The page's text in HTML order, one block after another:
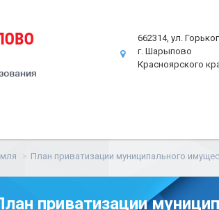
662314, ул.
г. Шарыпово
Красноярского
План приватизации муниципального
приватизации